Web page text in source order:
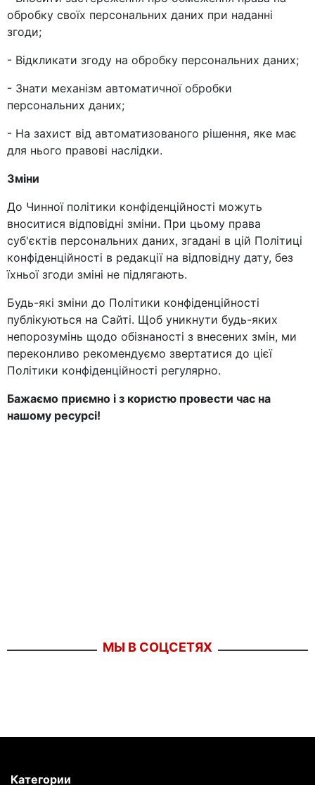
обробку своїх персональних даних при наданні
згоди;
- Відкликати згоду на обробку персональних даних;
- Знати механізм автоматичної обробки
персональних даних;
- На захист від автоматизованого рішення, яке має
для нього правові наслідки.
Зміни
До Чинної політики конфіденційності можуть
вноситися відповідні зміни. При цьому права
суб'єктів персональних даних, згадані в цій Політиці
конфіденційності в редакції на відповідну дату, без
їхньої згоди зміні не підлягають.
Будь-які зміни до Політики конфіденційності
публікуються на Сайті. Щоб уникнути будь-яких
непорозумінь щодо обізнаності з внесених змін, ми
переконливо рекомендуємо звертатися до цієї
Політики конфіденційності регулярно.
Бажаємо приємно і з користю провести час на
нашому ресурсі!
МЫ В СОЦСЕТЯХ
Категории